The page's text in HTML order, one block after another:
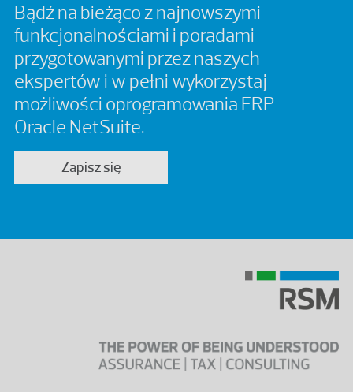
Bądź na bieżąco z najnowszymi
funkcjonalnościami i poradami
przygotowanymi przez naszych
ekspertów i w pełni wykorzystaj
możliwości oprogramowania ERP
Oracle NetSuite.
Zapisz się